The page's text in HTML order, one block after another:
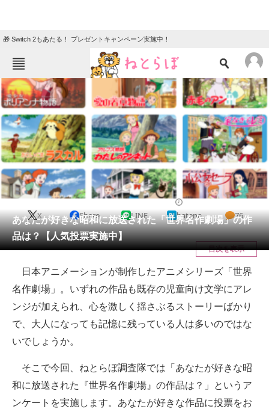
🎁 Switch 2もあたる！ プレゼントキャンペーン実施中！
ねとらぼメニュー
TOP ニュース
エンタメ クイズ
グルメ 地域
住まい 教育・育児
動物 リサーチ
会員記事
メディア
注目記事を集めた総合ページ
ITの今と未来を見通す
スマホと通信の最新トレンド
進化するPCとデバイスの未来
好きが集まる 比べて選べる
ビジネスと働き方のヒント
あなたが好きな昭和に放送された「世界名作劇場」の作
品は？【人気投票実施中】
X Share LINE hatena 76
目次を表示
日本アニメーションが制作したアニメシリーズ「世界
名作劇場」。いずれの作品も既存の児童向け文学にアレ
ンジが加えられ、心を激しく揺さぶるストーリーばかり
で、大人になっても記憶に残っている人は多いのではな
いでしょうか。
そこで今回、ねとらぼ調査隊では「あなたが好きな昭
和に放送された『世界名作劇場』の作品は？」というア
ンケートを実施します。あなたが好きな作品に投票をお